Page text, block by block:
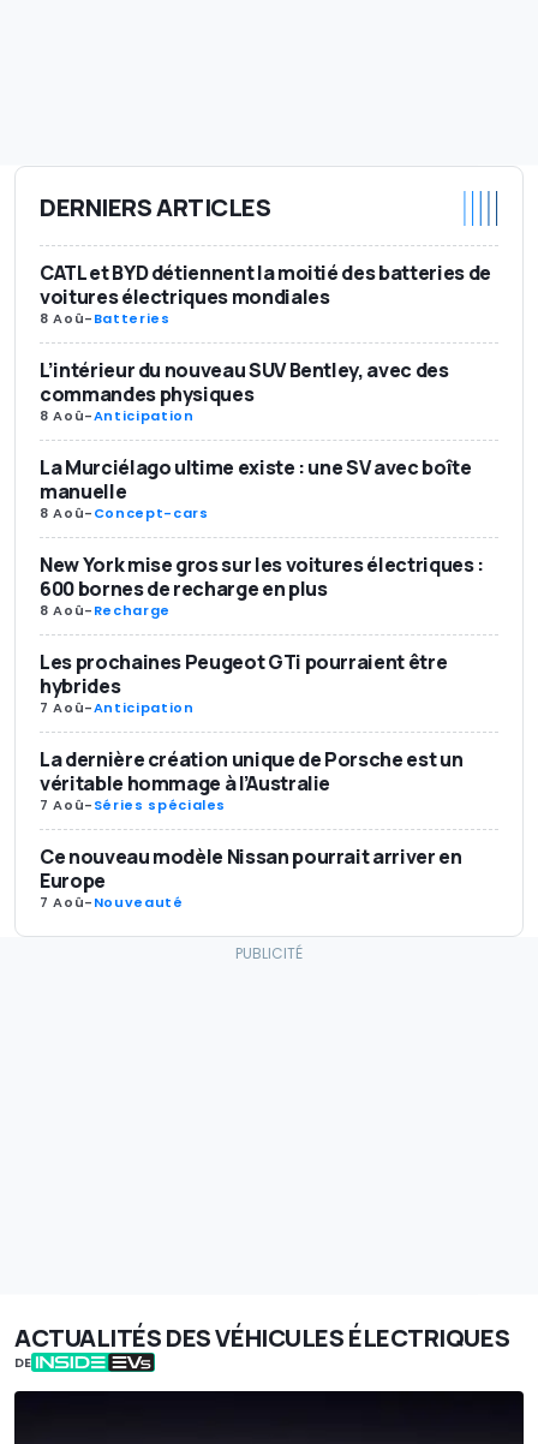
DERNIERS ARTICLES
CATL et BYD détiennent la moitié des batteries de
voitures électriques mondiales
8 Aoû-Batteries
L’intérieur du nouveau SUV Bentley, avec des
commandes physiques
8 Aoû-Anticipation
La Murciélago ultime existe : une SV avec boîte
manuelle
8 Aoû-Concept-cars
New York mise gros sur les voitures électriques :
600 bornes de recharge en plus
8 Aoû-Recharge
Les prochaines Peugeot GTi pourraient être
hybrides
7 Aoû-Anticipation
La dernière création unique de Porsche est un
véritable hommage à l’Australie
7 Aoû-Séries spéciales
Ce nouveau modèle Nissan pourrait arriver en
Europe
7 Aoû-Nouveauté
ACTUALITÉS DES VÉHICULES ÉLECTRIQUES
DE